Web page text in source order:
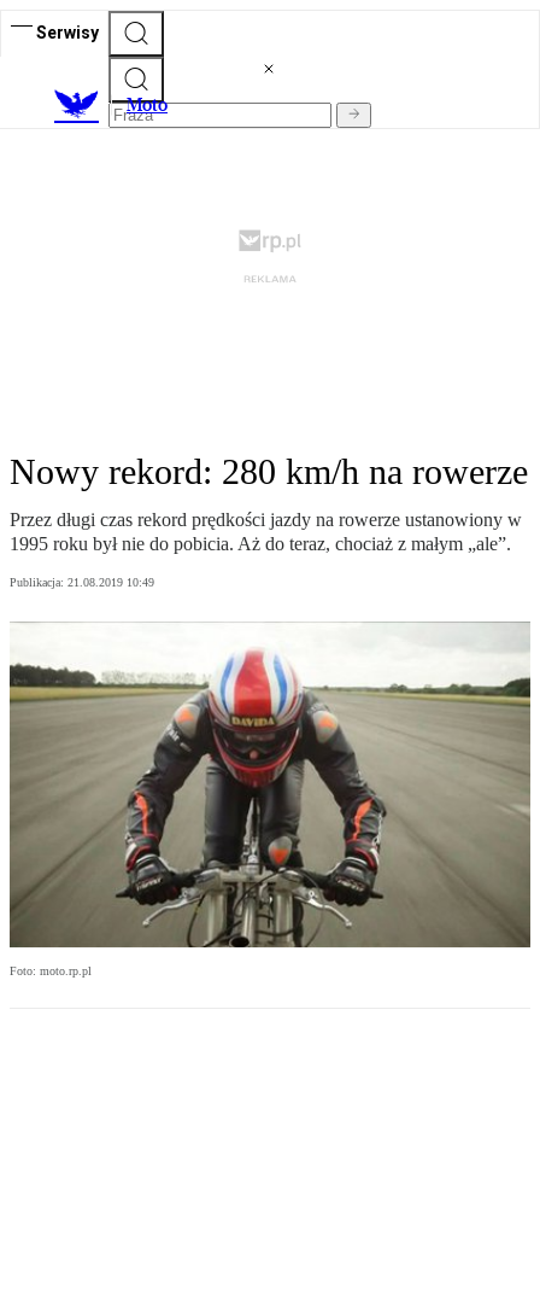
Serwisy
Moto
Nowy rekord: 280 km/h na rowerze
Przez długi czas rekord prędkości jazdy na rowerze ustanowiony w
1995 roku był nie do pobicia. Aż do teraz, chociaż z małym „ale”.
Publikacja: 21.08.2019 10:49
Foto: moto.rp.pl